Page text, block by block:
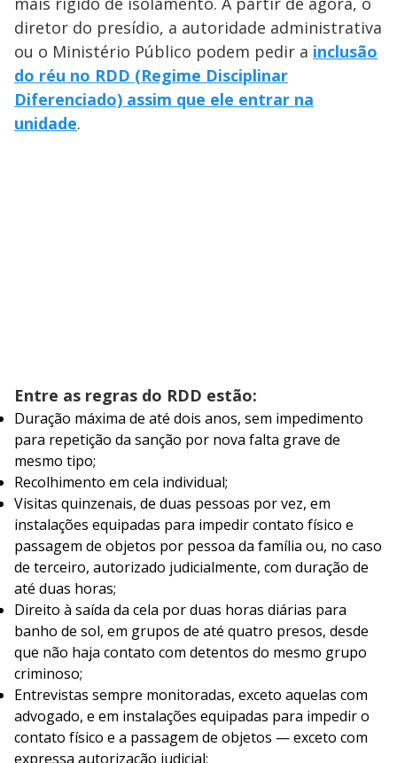
diretor do presídio, a autoridade administrativa
ou o Ministério Público podem pedir a inclusão
do réu no RDD (Regime Disciplinar
Diferenciado) assim que ele entrar na
unidade.
Entre as regras do RDD estão:
Duração máxima de até dois anos, sem impedimento
para repetição da sanção por nova falta grave de
mesmo tipo;
Recolhimento em cela individual;
Visitas quinzenais, de duas pessoas por vez, em
instalações equipadas para impedir contato físico e
passagem de objetos por pessoa da família ou, no caso
de terceiro, autorizado judicialmente, com duração de
até duas horas;
Direito à saída da cela por duas horas diárias para
banho de sol, em grupos de até quatro presos, desde
que não haja contato com detentos do mesmo grupo
criminoso;
Entrevistas sempre monitoradas, exceto aquelas com
advogado, e em instalações equipadas para impedir o
contato físico e a passagem de objetos — exceto com
expressa autorização judicial;